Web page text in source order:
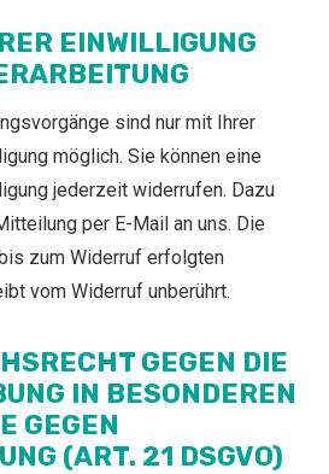
EINWILLIGUNG
sind nur mit Ihrer
möglich. Sie können eine
jederzeit widerrufen. Dazu
per E-Mail an uns. Die
zum Widerruf erfolgten
vom Widerruf unberührt.
GEGEN DIE
IN BESONDEREN
GEGEN
(ART. 21 DSGVO)